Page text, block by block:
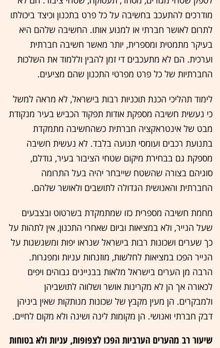
מודרכים להתעכב בחשיבה על כל פרט בתכנון וכיצד ביכולתו
לתרום לאושר חברתי או למנוע אותו. החשיבה שלהם היא
בעיקר מתמטית ומספרית, יותר מאשר חשיבה חברתית
וערכית. הם לא מתעכבים די זמן להבין וללמוד את השלכות
החברתיות של כל פרט מפרטי התכנון שהם מציעים.
לימוד תהליכי הכנת תוכניות רבות בישראל, לא מראה למשל
כי נעשית חשיבה מספקת אודות תפקוד הכביש בעיר מנקודת
מבט של אינטראקציה חברתית כשהחשיבה מתמקדת
בתנועת רכבים ועומסי תנועה בלבד. לא נעשית חשיבה
מספקת גם בבחירת מיקום שטחי הציבור בעיר, גודלם,
סוגיהם בצורה שהשטח שייבחר יהיה בעל התרומה
החברתית והאנושית הגדולה לתושבים ולאושר שלהם.
מחמת חשיבה מספרית כזו שמתמקדת בשרטוט ובצבעים
שעל הנייר, ולא במציאות וביום שאחרי התכנון, אין לתהות על
כך שערים ושכונות רבות בישראל שנראו יפות ומשגשגות על
הנייר הפכו במציאות לחלשות, מוזנחות עניות ומפגרות.
הרבה מן הערים בישראל מלאות בבניינים גבוהים ויפים
לכאורה אך הן לא מקרינות אושר ושלווה לתושביהן
ולמבקרים. הן מעין מקבץ של שכונות מנותקות שאין ביניהן
דבק חברתי ואנושי. הן מקומות לינה ושינה ולא מקום לחיים.
שיעור רב מהערים הערביות הפכו לצפופות, עניות ולא בטוחות